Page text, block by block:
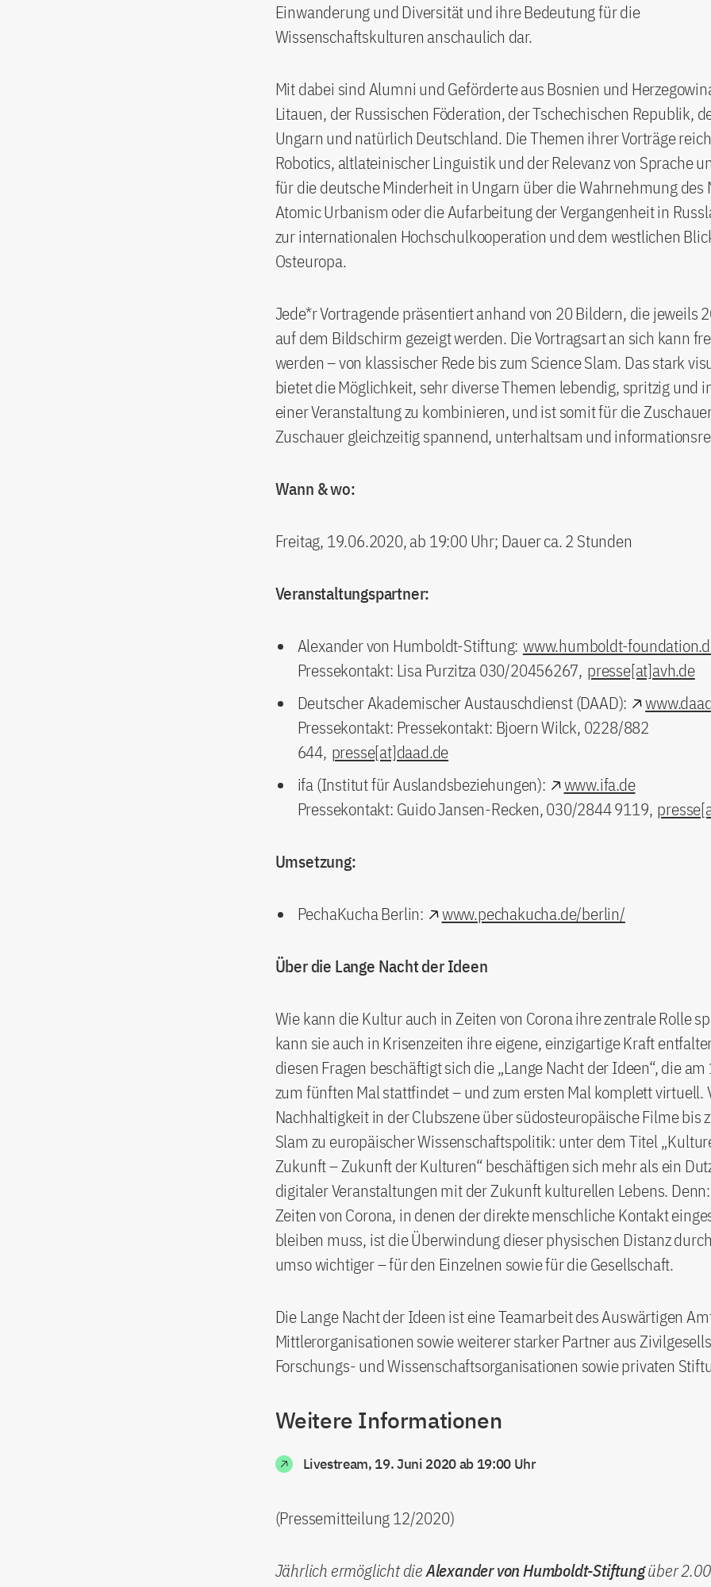
Einwanderung und Diversität und ihre Bedeutung für die
Wissenschaftskulturen anschaulich dar.
Mit dabei sind Alumni und Geförderte aus Bosnien und
Litauen, der Russischen Föderation, der Tschechischen Republik,
Ungarn und natürlich Deutschland. Die Themen ihrer Vorträge
Robotics, altlateinischer Linguistik und der Relevanz von Sprache
für die deutsche Minderheit in Ungarn über die Wahrnehmung des
Atomic Urbanism oder die Aufarbeitung der Vergangenheit in
zur internationalen Hochschulkooperation und dem westlichen
Osteuropa.
Jede*r Vortragende präsentiert anhand von 20 Bildern, die jeweils
auf dem Bildschirm gezeigt werden. Die Vortragsart an sich kann
werden – von klassischer Rede bis zum Science Slam. Das stark
bietet die Möglichkeit, sehr diverse Themen lebendig, spritzig und
einer Veranstaltung zu kombinieren, und ist somit für die
Zuschauer gleichzeitig spannend, unterhaltsam und
Wann & wo:
Freitag, 19.06.2020, ab 19:00 Uhr; Dauer ca. 2 Stunden
Veranstaltungspartner:
Alexander von Humboldt-Stiftung: www.humboldt-
Pressekontakt: Lisa Purzitza 030/20456267, presse[at]avh.de
Deutscher Akademischer Austauschdienst (DAAD):
Pressekontakt: Pressekontakt: Bjoern Wilck, 0228/882
644, presse[at]daad.de
ifa (Institut für Auslandsbeziehungen):
www.ifa.de
Pressekontakt: Guido Jansen-Recken, 030/2844 9119,
Umsetzung:
PechaKucha Berlin: www.pechakucha.de/berlin/
Über die Lange Nacht der Ideen
Wie kann die Kultur auch in Zeiten von Corona ihre zentrale Rolle
kann sie auch in Krisenzeiten ihre eigene, einzigartige Kraft
diesen Fragen beschäftigt sich die „Lange Nacht der Ideen“, die am
zum fünften Mal stattfindet – und zum ersten Mal komplett virtuell.
Nachhaltigkeit in der Clubszene über südosteuropäische Filme bis
Slam zu europäischer Wissenschaftspolitik: unter dem Titel
Zukunft – Zukunft der Kulturen“ beschäftigen sich mehr als ein
digitaler Veranstaltungen mit der Zukunft kulturellen Lebens.
Zeiten von Corona, in denen der direkte menschliche Kontakt
bleiben muss, ist die Überwindung dieser physischen Distanz
umso wichtiger – für den Einzelnen sowie für die Gesellschaft.
Die Lange Nacht der Ideen ist eine Teamarbeit des Auswärtigen
Mittlerorganisationen sowie weiterer starker Partner aus
Forschungs- und Wissenschaftsorganisationen sowie privaten
Weitere Informationen
Livestream, 19. Juni 2020 ab 19:00 Uhr
(Pressemitteilung 12/2020)
Jährlich ermöglicht dieAlexander von Humboldt-Stiftungüber